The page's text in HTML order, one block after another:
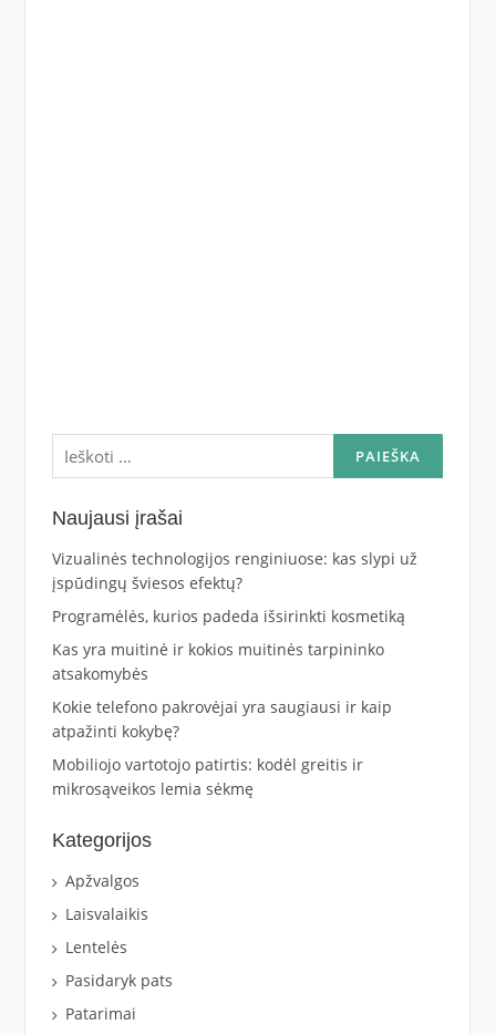
Ieškoti:
Naujausi įrašai
Vizualinės technologijos renginiuose: kas slypi už
įspūdingų šviesos efektų?
Programėlės, kurios padeda išsirinkti kosmetiką
Kas yra muitinė ir kokios muitinės tarpininko
atsakomybės
Kokie telefono pakrovėjai yra saugiausi ir kaip
atpažinti kokybę?
Mobiliojo vartotojo patirtis: kodėl greitis ir
mikrosąveikos lemia sėkmę
Kategorijos
Apžvalgos
Laisvalaikis
Lentelės
Pasidaryk pats
Patarimai